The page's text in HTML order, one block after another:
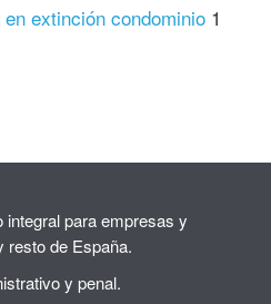
extinción condominio 1
para empresas y
resto de España.
y penal.